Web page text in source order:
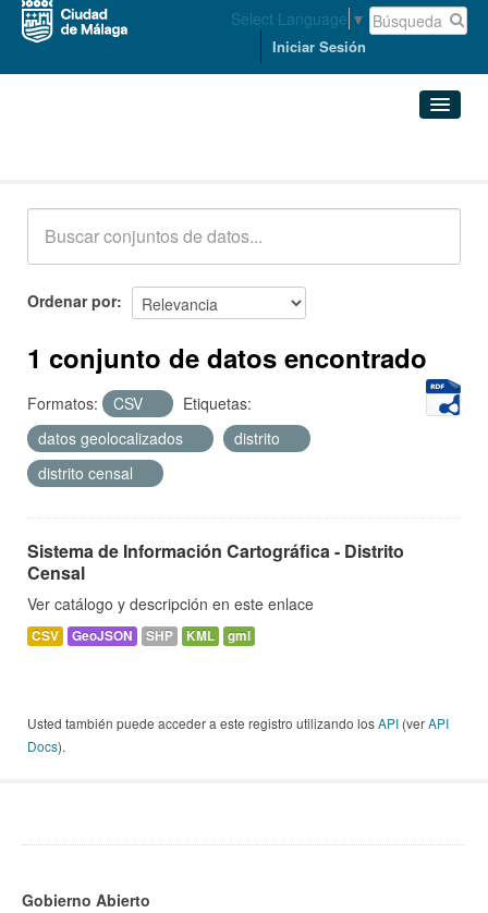
Select Language ▼
Iniciar Sesión
Acerca de
Ordenar por
1 conjunto de datos encontrado
Formatos: CSV
Etiquetas:
datos geolocalizados
distrito
distrito censal
Sistema de Información Cartográfica - Distrito
Censal
Ver catálogo y descripción en este enlace
CSV GeoJSON SHP KML gml
Usted también puede acceder a este registro utilizando losAPI (verAPI
Docs).
Gobierno Abierto